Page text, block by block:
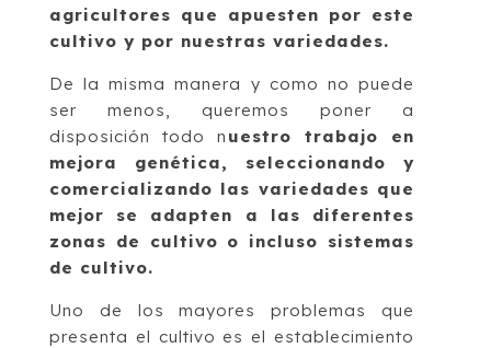
agricultores que apuesten por este
cultivo y por nuestras variedades.
De la misma manera y como no puede
ser menos, queremos poner a
disposición todo n uestro trabajo en
mejora genética, seleccionando y
comercializando las variedades que
mejor se adapten a las diferentes
zonas de cultivo o incluso sistemas
de cultivo.
Uno de los mayores problemas que
presenta el cultivo es el establecimiento